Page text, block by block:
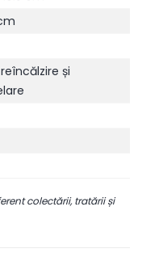
și
colectării, tratării și